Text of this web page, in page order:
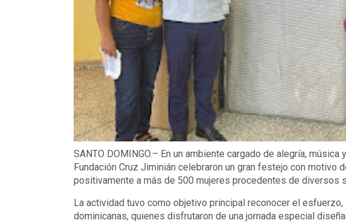
SANTO DOMINGO.– En un ambiente cargado de alegría,
Fundación Cruz Jiminián celebraron un gran festejo con motivo
positivamente a más de 500 mujeres procedentes de diversos
La actividad tuvo como objetivo principal reconocer el
dominicanas, quienes disfrutaron de una jornada especial